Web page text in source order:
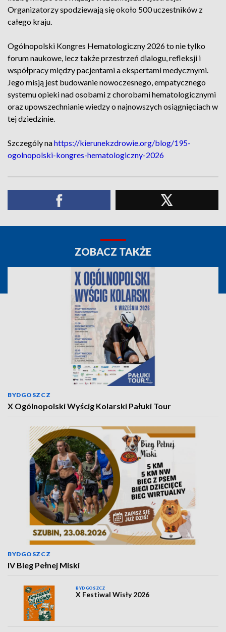
Organizatorzy spodziewają się około 500 uczestników z
całego kraju.
Ogólnopolski Kongres Hematologiczny 2026 to nie tylko
forum naukowe, lecz także przestrzeń dialogu, refleksji i
współpracy między pacjentami a ekspertami medycznymi.
Jego misją jest budowanie nowoczesnego, empatycznego
systemu opieki nad osobami z chorobami hematologicznymi
oraz upowszechnianie wiedzy o najnowszych osiągnięciach w
tej dziedzinie.
Szczególy nahttps://kierunekzdrowie.org/blog/195-
ogolnopolski-kongres-hematologiczny-2026
ZOBACZ TAKŻE
BYDGOSZCZ
X Ogólnopolski Wyścig Kolarski Pałuki Tour
BYDGOSZCZ
IV Bieg Pełnej Miski
BYDGOSZCZ
X Festiwal Wisły 2026